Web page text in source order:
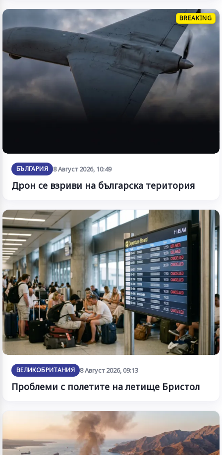
BREAKING
БЪЛГАРИЯ 8 Август 2026, 10:49
Дрон се взриви на българска територия
ВЕЛИКОБРИТАНИЯ 8 Август 2026, 09:13
Проблеми с полетите на летище Бристол